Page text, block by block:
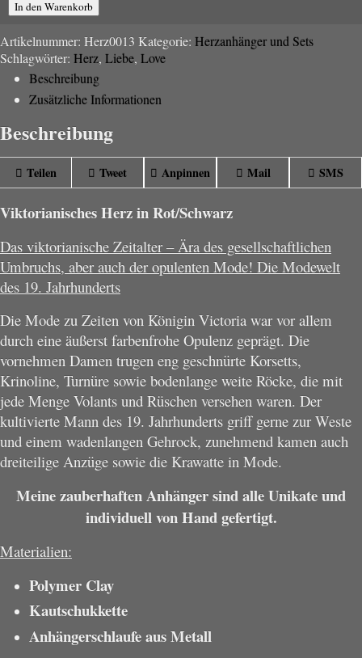
Viktorianisches
Herz
in
Rot/Schwarz
Menge
In den Warenkorb
Artikelnummer: Herz0013 Kategorie: Herzanhänger und Sets
Schlagwörter: Herz, Liebe, Love
Beschreibung
Zusätzliche Informationen
Beschreibung
Teilen Tweet Anpinnen Mail SMS
Viktorianisches Herz in Rot/Schwarz
Das viktorianische Zeitalter – Ära des gesellschaftlichen
Umbruchs, aber auch der opulenten Mode! Die Modewelt
des 19. Jahrhunderts
Die Mode zu Zeiten von Königin Victoria war vor allem
durch eine äußerst farbenfrohe Opulenz geprägt. Die
vornehmen Damen trugen eng geschnürte Korsetts,
Krinoline, Turnüre sowie bodenlange weite Röcke, die mit
jede Menge Volants und Rüschen versehen waren. Der
kultivierte Mann des 19. Jahrhunderts griff gerne zur Weste
und einem wadenlangen Gehrock, zunehmend kamen auch
dreiteilige Anzüge sowie die Krawatte in Mode.
Meine zauberhaften Anhänger sind alle Unikate und
individuell von Hand gefertigt.
Materialien:
Polymer Clay
Kautschukkette
Anhängerschlaufe aus Metall